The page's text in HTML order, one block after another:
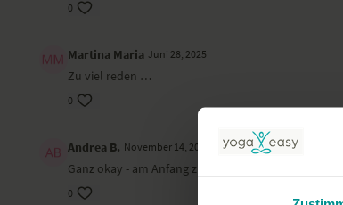
0
Martina Maria Juni 28, 2025
Zu viel reden …
0
Andrea B. November 14, 2024
Ganz okay - am Anfang zuviel Redeanteil und damit
0